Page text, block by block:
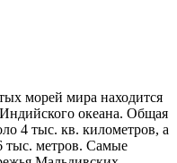
морей мира находится
океана. Общая
4 тыс. кв. километров, а
тыс. метров. Самые